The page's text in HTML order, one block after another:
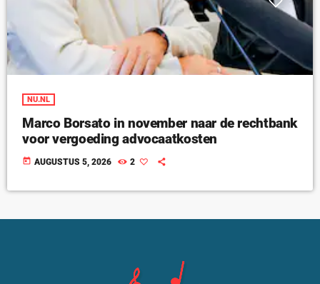
NU.NL
Marco Borsato in november naar de rechtbank
voor vergoeding advocaatkosten
today AUGUSTUS 5, 2026 2